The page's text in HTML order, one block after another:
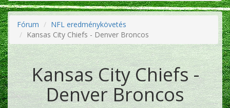
Fórum
NFL eredménykövetés
Kansas City Chiefs - Denver Broncos
Kansas City Chiefs -
Denver Broncos